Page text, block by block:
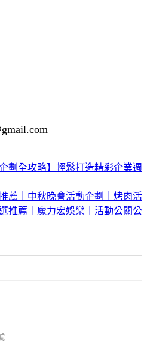
劃全攻略】輕鬆打造精彩企業週
薦｜中秋晚會活動企劃｜烤肉活
推薦｜魔力宏娛樂｜活動公關公